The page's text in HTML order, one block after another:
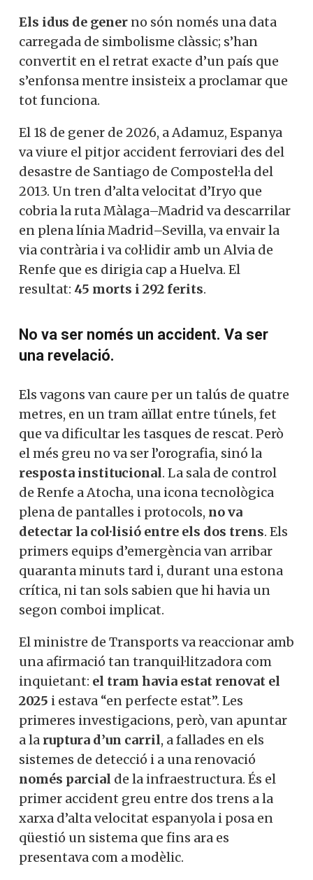
Els idus de gener no són només una data
carregada de simbolisme clàssic; s’han
convertit en el retrat exacte d’un país que
s’enfonsa mentre insisteix a proclamar que
tot funciona.
El 18 de gener de 2026, a Adamuz, Espanya
va viure el pitjor accident ferroviari des del
desastre de Santiago de Compostel·la del
2013. Un tren d’alta velocitat d’Iryo que
cobria la ruta Màlaga–Madrid va descarrilar
en plena línia Madrid–Sevilla, va envair la
via contrària i va col·lidir amb un Alvia de
Renfe que es dirigia cap a Huelva. El
resultat: 45 morts i 292 ferits.
No va ser només un accident. Va ser
una revelació.
Els vagons van caure per un talús de quatre
metres, en un tram aïllat entre túnels, fet
que va dificultar les tasques de rescat. Però
el més greu no va ser l’orografia, sinó la
resposta institucional. La sala de control
de Renfe a Atocha, una icona tecnològica
plena de pantalles i protocols, no va
detectar la col·lisió entre els dos trens. Els
primers equips d’emergència van arribar
quaranta minuts tard i, durant una estona
crítica, ni tan sols sabien que hi havia un
segon comboi implicat.
El ministre de Transports va reaccionar amb
una afirmació tan tranquil·litzadora com
inquietant: el tram havia estat renovat el
2025 i estava “en perfecte estat”. Les
primeres investigacions, però, van apuntar
a la ruptura d’un carril, a fallades en els
sistemes de detecció i a una renovació
només parcial de la infraestructura. És el
primer accident greu entre dos trens a la
xarxa d’alta velocitat espanyola i posa en
qüestió un sistema que fins ara es
presentava com a modèlic.